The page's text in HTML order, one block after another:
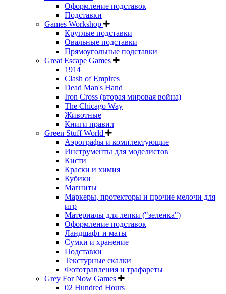
Оформление подставок
Подставки
Games Workshop
Круглые подставки
Овальные подставки
Прямоугольные подставки
Great Escape Games
1914
Clash of Empires
Dead Man's Hand
Iron Cross (вторая мировая война)
The Chicago Way
Животные
Книги правил
Green Stuff World
Аэрографы и комплектующие
Инструменты для моделистов
Кисти
Краски и химия
Кубики
Магниты
Маркеры, протекторы и прочие мелочи для
игр
Материалы для лепки ("зеленка")
Оформление подставок
Ландшафт и маты
Сумки и хранение
Подставки
Текстурные скалки
Фототравления и трафареты
Grey For Now Games
02 Hundred Hours